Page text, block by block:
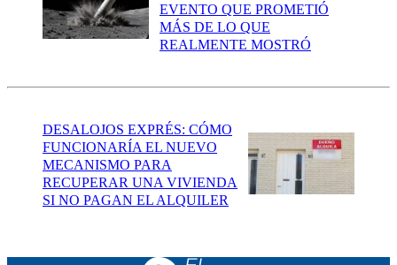
EVENTO QUE PROMETIÓ
MÁS DE LO QUE
REALMENTE MOSTRÓ
DESALOJOS EXPRÉS: CÓMO
FUNCIONARÍA EL NUEVO
MECANISMO PARA
RECUPERAR UNA VIVIENDA
SI NO PAGAN EL ALQUILER